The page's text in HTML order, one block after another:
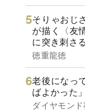
そりゃおじ
が描く〈友
に突き刺さ
徳重龍徳
老後になっ
ばよかった
ダイヤモン